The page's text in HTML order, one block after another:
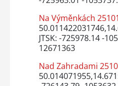
Na Výměnkách
JTSK: -725978.14 -
12671363
Nad Zahradami